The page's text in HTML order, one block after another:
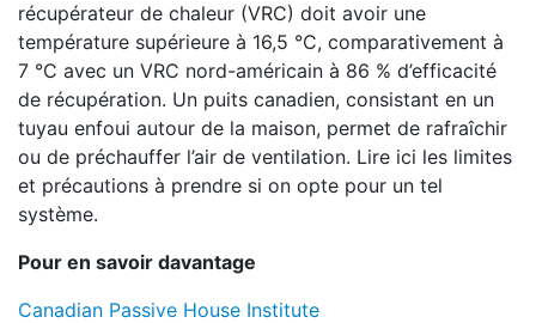
récupérateur de chaleur (VRC) doit avoir une
température supérieure à 16,5 °C, comparativement à
7 °C avec un VRC nord-américain à 86 % d’efficacité
de récupération. Un puits canadien, consistant en un
tuyau enfoui autour de la maison, permet de rafraîchir
ou de préchauffer l’air de ventilation. Lire ici les limites
et précautions à prendre si on opte pour un tel
système.
Pour en savoir davantage
Canadian Passive House Institute